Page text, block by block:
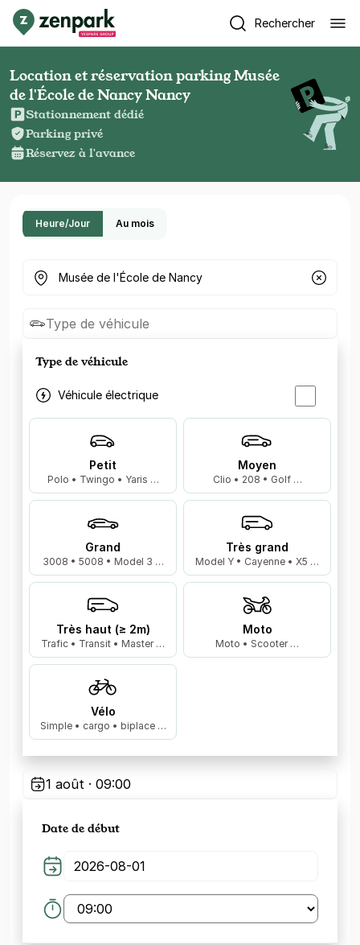
Rechercher
Location et réservation parking Musée
de l'École de Nancy Nancy
Stationnement dédié
Parking privé
Réservez à l'avance
Heure/Jour Au mois
Où cherchez-vous un parking ?
Type de véhicule
Type de véhicule
Véhicule électrique
Petit
Polo • Twingo • Yaris …
Moyen
Clio • 208 • Golf …
Grand
3008 • 5008 • Model 3 …
Très grand
Model Y • Cayenne • X5 …
Très haut (≥ 2m)
Trafic • Transit • Master …
Moto
Moto • Scooter …
Vélo
Simple • cargo • biplace …
1 août · 09:00
Date de début